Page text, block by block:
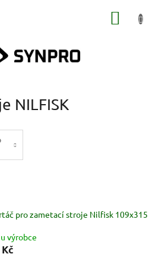
NILFISK
pro zametací stroje Nilfisk 109x315
výrobce